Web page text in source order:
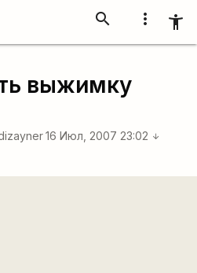
more_vert accessibility_new
search
выжимку
16 Июл, 2007 23:02 arrow_downward